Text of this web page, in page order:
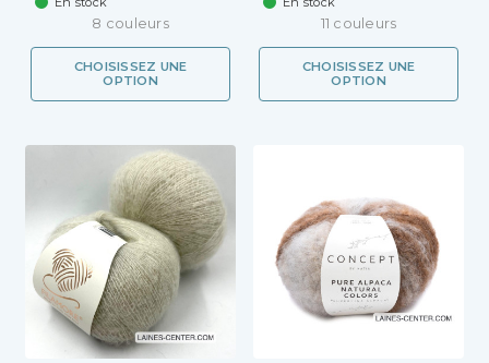
8 couleurs
CHOISISSEZ UNE
OPTION
11 couleurs
CHOISISSEZ UNE
OPTION